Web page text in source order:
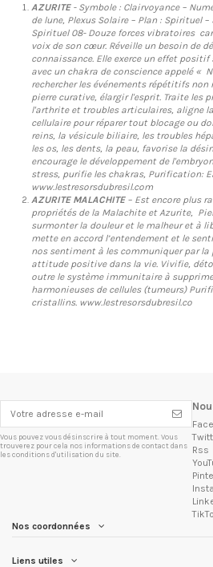
AZURITE - Symbole : Clairvoyance –
de lune, Plexus Solaire – Plan : Spirituel
Spirituel 08- Douze forces vibratoires
voix de son cœur. Réveille un besoin de
connaissance. Elle exerce un effet positif
avec un chakra de conscience appelé «
rechercher les événements répétitifs non
pierre curative, élargir l'esprit. Traite les
l'arthrite et troubles articulaires, aligne
cellulaire pour réparer tout blocage ou
reins, la vésicule biliaire, les troubles
les os, les dents, la peau, favorise la
encourage le développement de
stress, purifie les chakras, Purification:
www.lestresorsdubresil.com
AZURITE MALACHITE– Est encore plus
propriétés de la Malachite et Azurite,
surmonter la douleur et le malheur et à
mette en accord l’entendement et le
nos sentiment à les communiquer par la
attitude positive dans la vie. Vivifie,
outre le système immunitaire à
harmonieuses de cellules (tumeurs)
cristallins. www.lestresorsdubresil.co
Vous pouvez vous désinscrire à tout moment. Vous
trouverez pour cela nos informations de contact dans
les conditions d'utilisation du site.
Rss
Nos coordonnées
Liens utiles